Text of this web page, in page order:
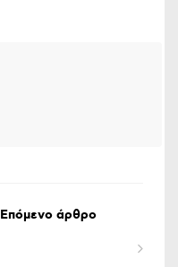
Επόμενο άρθρο